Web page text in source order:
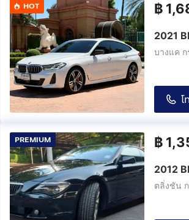
HOT ฿
2021
บางแค
โ
PREMIUM ฿
2012
ตลิ่งชัน